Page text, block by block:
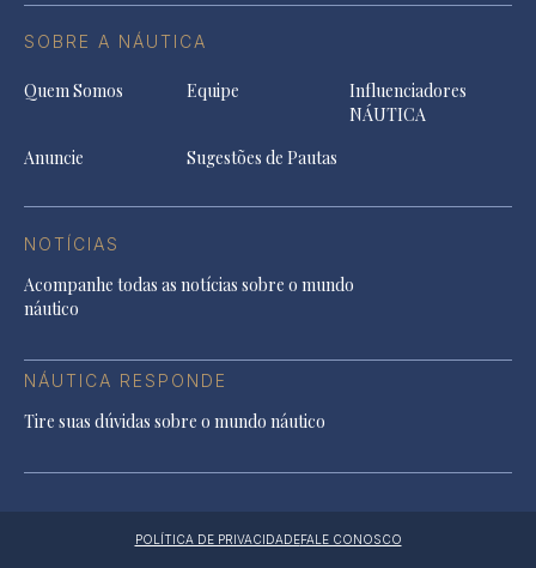
SOBRE A NÁUTICA
Quem Somos Equipe
Influenciadores
NÁUTICA
Anuncie
Sugestões de Pautas
NOTÍCIAS
Acompanhe todas as notícias sobre o mundo
náutico
NÁUTICA RESPONDE
Tire suas dúvidas sobre o mundo náutico
POLÍTICA DE PRIVACIDADEFALE CONOSCO